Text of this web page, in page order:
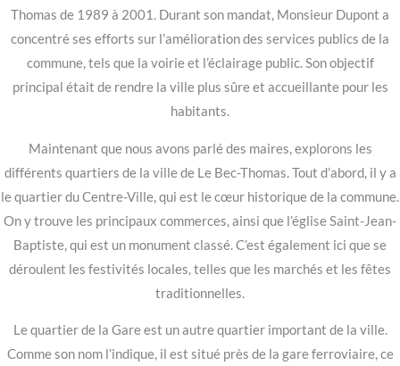
Thomas de 1989 à 2001. Durant son mandat, Monsieur Dupont a
concentré ses efforts sur l’amélioration des services publics de la
commune, tels que la voirie et l’éclairage public. Son objectif
principal était de rendre la ville plus sûre et accueillante pour les
habitants.
Maintenant que nous avons parlé des maires, explorons les
différents quartiers de la ville de Le Bec-Thomas. Tout d’abord, il y a
le quartier du Centre-Ville, qui est le cœur historique de la commune.
On y trouve les principaux commerces, ainsi que l’église Saint-Jean-
Baptiste, qui est un monument classé. C’est également ici que se
déroulent les festivités locales, telles que les marchés et les fêtes
traditionnelles.
Le quartier de la Gare est un autre quartier important de la ville.
Comme son nom l’indique, il est situé près de la gare ferroviaire, ce